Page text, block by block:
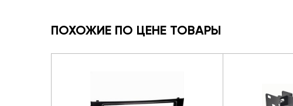
ПОХОЖИЕ ПО ЦЕНЕ ТОВАРЫ